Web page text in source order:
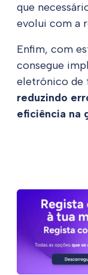
que
evolui com a
Enfim, com
consegue
eletrónico de
reduzindo
eficiência na